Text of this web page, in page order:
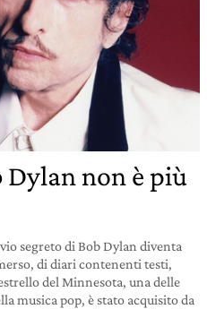
Dylan non è più
segreto di Bob Dylan diventa
di diari contenenti testi,
del Minnesota, una delle
musica pop, è stato acquisito da